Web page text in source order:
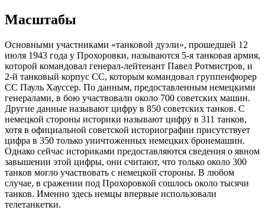
Масштабы
Основными участниками «танковой дуэли», прошедшей 12
июля 1943 года у Прохоровки, называются 5-я танковая армия,
которой командовал генерал-лейтенант Павел Ротмистров, и
2-й танковый корпус СС, которым командовал группенфюрер
СС Пауль Хауссер. По данным, предоставленным немецкими
генералами, в бою участвовали около 700 советских машин.
Другие данные называют цифру в 850 советских танков. С
немецкой стороны историки называют цифру в 311 танков,
хотя в официальной советской историографии присутствует
цифра в 350 только уничтоженных немецких бронемашин.
Однако сейчас историками предоставляются сведения о явном
завышении этой цифры, они считают, что только около 300
танков могло участвовать с немецкой стороны. В любом
случае, в сражении под Прохоровкой сошлось около тысячи
танков. Именно здесь немцы впервые использовали
телетанкетки.